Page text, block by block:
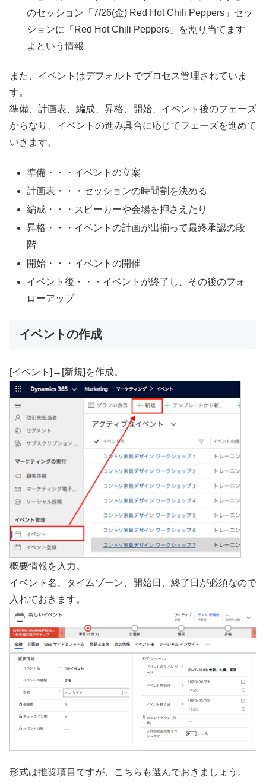
のセッション「7/26(金) Red Hot Chili Peppers」セッ
ションに「Red Hot Chili Peppers」を割り当てます
よという情報
また、イベントはデフォルトでプロセス管理されていま
す。
準備、計画表、編成、昇格、開始、イベント後のフェーズ
からなり、イベントの進み具合に応じてフェーズを進めて
いきます。
準備・・・イベントの立案
計画表・・・セッションの時間割を決める
編成・・・スピーカーや会場を押さえたり
昇格・・・イベントの計画が出揃って最終承認の段
階
開始・・・イベントの開催
イベント後・・・イベントが終了し、その後のフォ
ローアップ
イベントの作成
[イベント]→[新規]を作成。
概要情報を入力。
イベント名、タイムゾーン、開始日、終了日が必須なので
入れておきます。
形式は推奨項目ですが、こちらも選んでおきましょう。